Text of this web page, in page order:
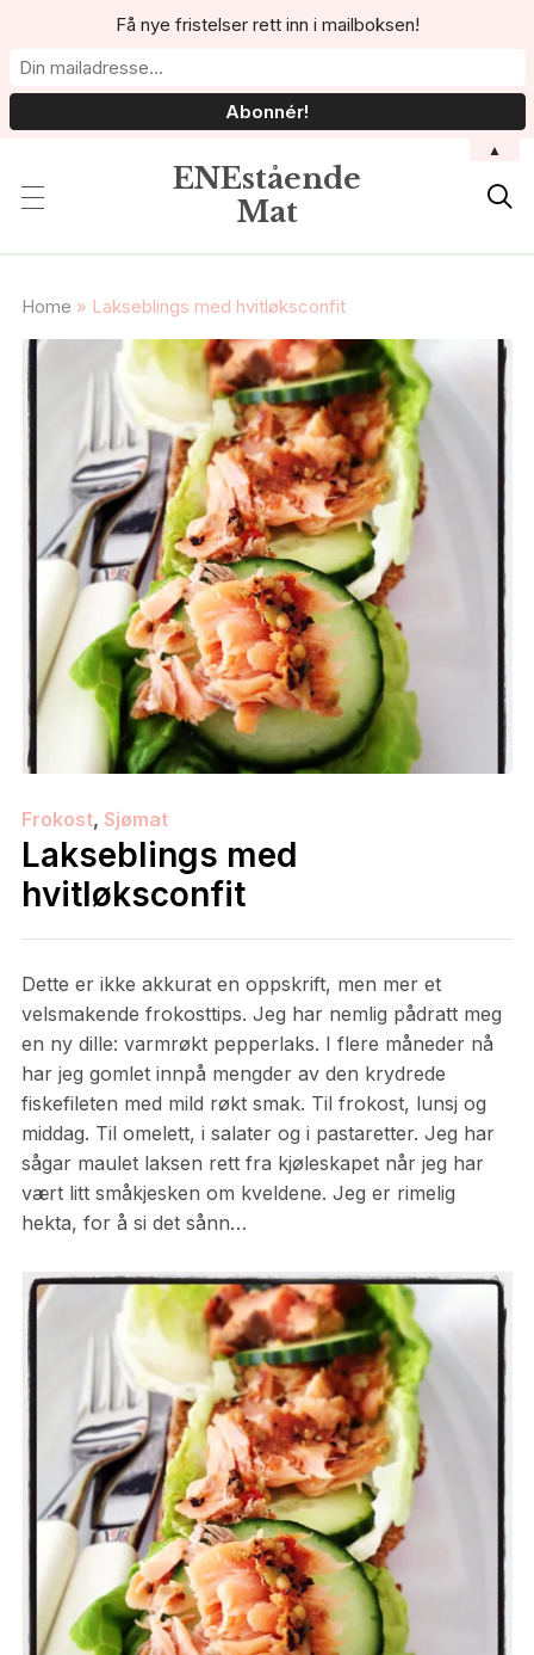
ENEstående
Mat

Home » Lakseblings med hvitløksconfit
Frokost, Sjømat
Lakseblings med
hvitløksconfit
Dette er ikke akkurat en oppskrift, men mer et
velsmakende frokosttips. Jeg har nemlig pådratt meg
en ny dille: varmrøkt pepperlaks. I flere måneder nå
har jeg gomlet innpå mengder av den krydrede
fiskefileten med mild røkt smak. Til frokost, lunsj og
middag. Til omelett, i salater og i pastaretter. Jeg har
sågar maulet laksen rett fra kjøleskapet når jeg har
vært litt småkjesken om kveldene. Jeg er rimelig
hekta, for å si det sånn…
Få nye fristelser rett inn i mailboksen!
▲